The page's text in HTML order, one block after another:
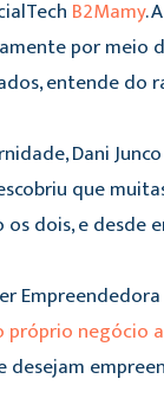
B2Mamy.
por
entende
Dani
que
dois, e desde
negócio
desejam